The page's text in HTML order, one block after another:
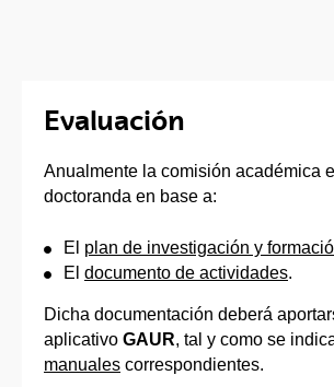
Evaluación
Anualmente la comisión académica
doctoranda en base a:
El plan de investigación y
El documento de actividades.
Dicha documentación deberá
aplicativo GAUR, tal y como se
manuales correspondientes.